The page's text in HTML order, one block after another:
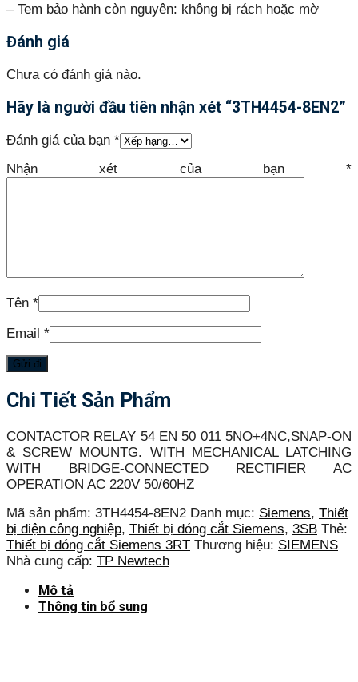
– Tem bảo hành còn nguyên: không bị rách hoặc mờ
Đánh giá
Chưa có đánh giá nào.
Hãy là người đầu tiên nhận xét “3TH4454-8EN2”
Đánh giá của bạn *
Nhận xét của bạn *
Tên *
Email *
Chi Tiết Sản Phẩm
CONTACTOR RELAY 54 EN 50 011 5NO+4NC,SNAP-ON
& SCREW MOUNTG. WITH MECHANICAL LATCHING
WITH BRIDGE-CONNECTED RECTIFIER AC
OPERATION AC 220V 50/60HZ
Mã sản phẩm: 3TH4454-8EN2 Danh mục: Siemens, Thiết
bị điện công nghiệp, Thiết bị đóng cắt Siemens, 3SB Thẻ:
Thiết bị đóng cắt Siemens 3RT Thương hiệu: SIEMENS
Nhà cung cấp: TP Newtech
Mô tả
Thông tin bổ sung